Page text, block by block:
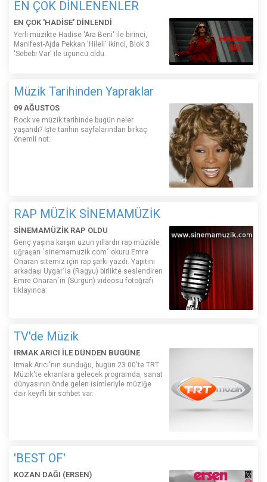
EN ÇOK DİNLENENLER
EN ÇOK 'HADİSE' DİNLENDİ
Yerli müzikte Hadise 'Ara Beni' ile birinci,
Manifest-Ajda Pekkan 'Hileli' ikinci, Blok 3
'Sebebi Var' ile üçüncü oldu.
Müzik Tarihinden Yapraklar
09 AĞUSTOS
Rock ve müzik tarihinde bugün neler
yaşandı? İşte tarihin sayfalarından birkaç
önemli not:
RAP MÜZİK SİNEMAMÜZİK
SİNEMAMÜZİK RAP OLDU
Genç yaşına karşın uzun yıllardır rap müzikle
uğraşan ´sinemamuzik.com´ okuru Emre
Onaran sitemiz için rap şarkı yazdı. Yapıtını
arkadaşı Uygar´la (Ragyu) birlikte seslendiren
Emre Onaran´ın (Sürgün) videosu fotoğrafı
tıklayınca:
TV'de Müzik
IRMAK ARICI İLE DÜNDEN BUGÜNE
Irmak Arıcı'nın sunduğu, bugün 23.00'te TRT
Müzik'te ekranlara gelecek programda, sanat
dünyasının önde gelen isimleriyle müziğe
dair keyifli bir sohbet var.
'BEST OF'
KOZAN DAĞI (ERSEN)